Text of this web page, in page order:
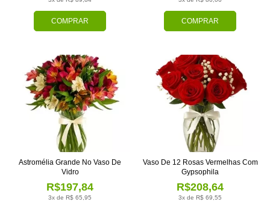
COMPRAR COMPRAR
3x de R$ 65,95
R$197,84
Astromélia Grande No Vaso De
Vidro
3x de R$ 69,55
R$208,64
Vaso De 12 Rosas Vermelhas Com
Gypsophila